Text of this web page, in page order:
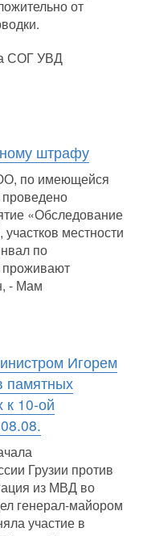
от
СОГ УВД
штрафу
по имеющейся
«Обследование
местности
по
проживают
- Мам
Игорем
памятных
к 10-ой
Грузии против
из МВД во
генерал-майором
участие в